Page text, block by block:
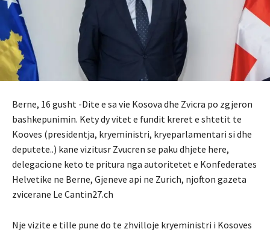
Berne, 16 gusht -Dite e sa vie Kosova dhe Zvicra po zgjeron
bashkepunimin. Kety dy vitet e fundit kreret e shtetit te
Kooves (presidentja, kryeministri, kryeparlamentari si dhe
deputete..) kane vizitusr Zvucren se paku dhjete here,
delegacione keto te pritura nga autoritetet e Konfederates
Helvetike ne Berne, Gjeneve api ne Zurich, njofton gazeta
zvicerane Le Cantin27.ch
Nje vizite e tille pune do te zhvilloje kryeministri i Kosoves